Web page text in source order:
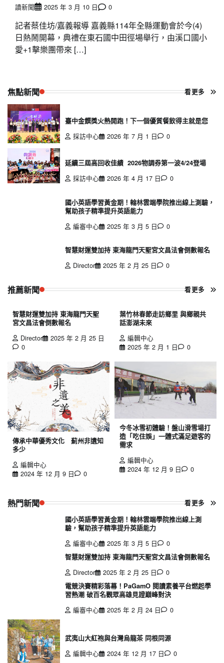
讀新聞 2025 年 3 月 10 日 0
記者蔡佳坊/嘉義報導 嘉義縣114年全縣運動會於今(4)
日熱鬧開幕，典禮在東石國中田徑場舉行，由溪口國小
愛+1擊樂團帶來 […]
焦點新聞 看更多
臺中金饌獎火熱開跑！下一個優質餐飲得主就是您
採訪中心
2026 年 7 月 1 日 0
延續三屆高回收佳績 2026物調券第一波4/24登場
採訪中心
2026 年 4 月 17 日 0
國小英語學習黃金期！翰林雲端學院推出線上測驗，
幫助孩子精準提升英語能力
編審中心
2025 年 3 月 5 日 0
智慧財運雙加持 東海龍門天聖宮文昌法會倒數報名
Director
2025 年 2 月 25 日 0
推薦新聞 看更多
智慧財運雙加持 東海龍門天聖
宮文昌法會倒數報名
Director
2025 年 2 月 25 日
0
葉竹林春節走訪鄉里 與鄉親共
話澎湖未來
編輯中心
2025 年 2 月 1 日
0
傳承中華優秀文化 薊州非遺知
多少
編輯中心
2024 年 12 月 9 日
0
今冬冰雪初體驗！盤山滑雪場打
造「吃住娛」一體式滿足遊客的
需求
編輯中心
2024 年 12 月 9 日
0
熱門新聞 看更多
國小英語學習黃金期！翰林雲端學院推出線上測
驗，幫助孩子精準提升英語能力
編審中心
2025 年 3 月 5 日
0
智慧財運雙加持 東海龍門天聖宮文昌法會倒數報名
Director
2025 年 2 月 25 日
0
電競決賽精彩落幕！PaGamO 閱讀素養平台燃起學
習熱潮 破百名觀眾高雄見證巔峰對決
編審中心
2025 年 2 月 24 日 0
武夷山大紅袍與台灣烏龍茶 同根同源
編輯中心
2024 年 12 月 17 日 0